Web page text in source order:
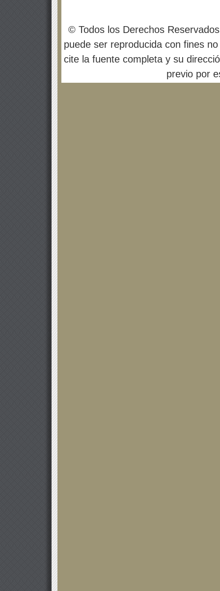
© Todos los Derechos
puede ser reproducida con fines
cite la fuente completa y su
previo por